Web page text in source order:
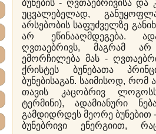
ბუნების - ღვთაებრივისა და
უცვალებელად,
არსებობის საფუძველზე
არ ეწინააღმდეგება.
ღვთაებრივს, მაგრამ არ
ემორჩილება მას -
ქრისტეს ბუნებათა
ბუნებისაგან. საიმისოდ, რომ
თავის კაცობრივ
ტერმინი), ადამიანური
გამდიდრდეს მეორე ბუნებით
ბუნებრივი ენერგიით,